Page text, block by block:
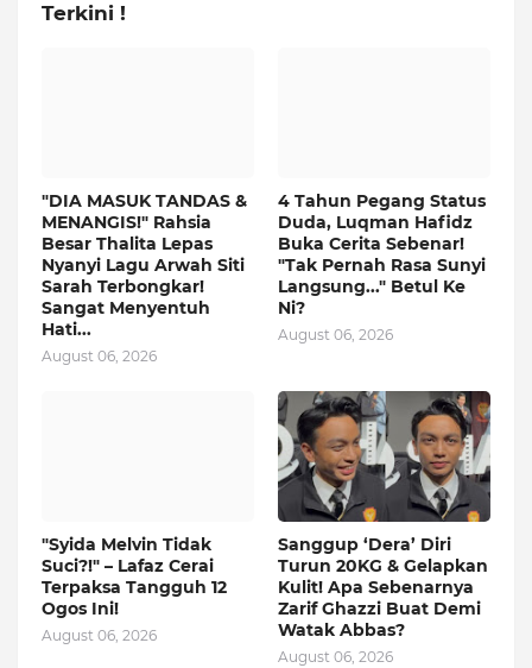
Terkini !
"DIA MASUK TANDAS &
MENANGIS!" Rahsia
Besar Thalita Lepas
Nyanyi Lagu Arwah Siti
Sarah Terbongkar!
Sangat Menyentuh
Hati...
August 06, 2026
4 Tahun Pegang Status
Duda, Luqman Hafidz
Buka Cerita Sebenar!
"Tak Pernah Rasa Sunyi
Langsung..." Betul Ke
Ni?
August 06, 2026
"Syida Melvin Tidak
Suci?!" – Lafaz Cerai
Terpaksa Tangguh 12
Ogos Ini!
August 06, 2026
Sanggup ‘Dera’ Diri
Turun 20KG & Gelapkan
Kulit! Apa Sebenarnya
Zarif Ghazzi Buat Demi
Watak Abbas?
August 06, 2026